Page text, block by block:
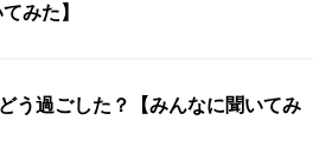
みた】
う過ごした？【みんなに聞いてみ